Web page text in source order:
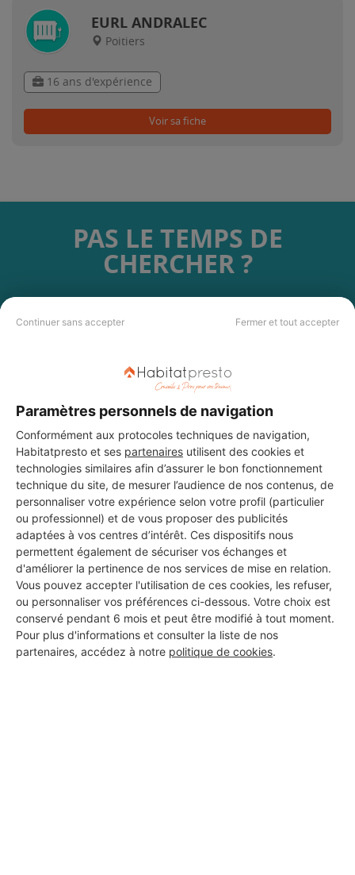
Continuer sans accepter Fermer et tout accepter
Paramètres personnels de navigation
Conformément aux protocoles techniques de navigation,
Habitatpresto et ses partenaires utilisent des cookies et
technologies similaires afin d’assurer le bon fonctionnement
technique du site, de mesurer l’audience de nos contenus, de
personnaliser votre expérience selon votre profil (particulier
ou professionnel) et de vous proposer des publicités
adaptées à vos centres d’intérêt. Ces dispositifs nous
permettent également de sécuriser vos échanges et
d'améliorer la pertinence de nos services de mise en relation.
Vous pouvez accepter l'utilisation de ces cookies, les refuser,
ou personnaliser vos préférences ci-dessous. Votre choix est
conservé pendant 6 mois et peut être modifié à tout moment.
Pour plus d'informations et consulter la liste de nos
partenaires, accédez à notre politique de cookies.
EURL ANDRALEC
Poitiers
16 ans d'expérience
Voir sa fiche
PAS LE TEMPS DE
CHERCHER ?
choisir ? Demandez des devis travaux
auprès de notre réseau de 5 000
DEMANDER UN DEVIS